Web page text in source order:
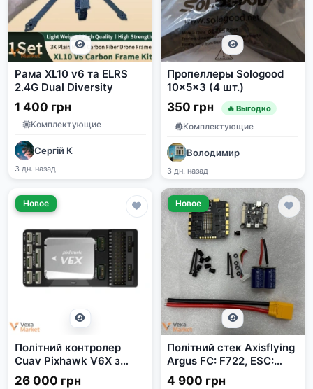
Рама XL10 v6 та ELRS
2.4G Dual Diversity
1 400 грн
Комплектующие
Сергій К
3 дн. назад
Пропеллеры Sologood
10x5x3 (4 шт.)
350 грн 🔥 Выгодно
Комплектующие
Володимир
3 дн. назад
Новое
Політний контролер
Cuav Pixhawk V6X з
модулем живлення
26 000 грн
Новое
Політний стек Axisflying
Argus FC: F722, ESC:
80A 8S, BLheli 32bit
4 900 грн